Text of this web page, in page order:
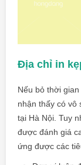
Địa chỉ in
Nếu bỏ thời
nhận thấy có vô
tại Hà Nội. Tuy
được đánh giá
ứng được các